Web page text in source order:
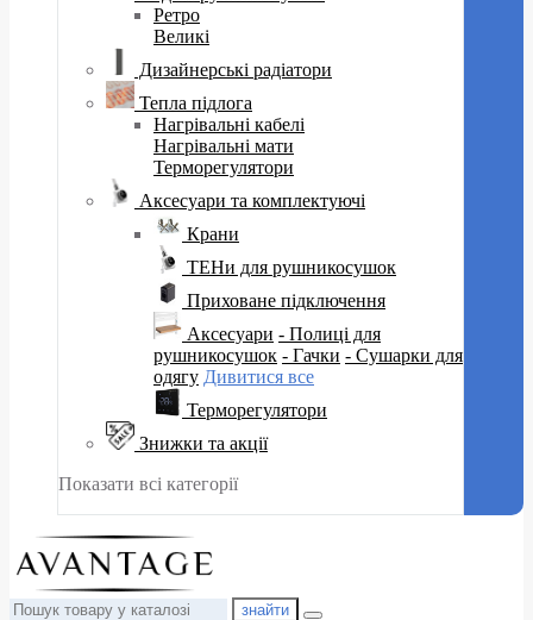
Ретро
Великі
Дизайнерські радіатори
Тепла підлога
Нагрівальні кабелі
Нагрівальні мати
Терморегулятори
Аксесуари та комплектуючі
Крани
ТЕНи для рушникосушок
Приховане підключення
Аксесуари - Полиці для
рушникосушок - Гачки - Сушарки для
одягу Дивитися все
Терморегулятори
Знижки та акції
Показати всі категорії
знайти